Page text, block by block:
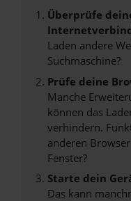
Überprüfe
Laden andere
Suchmaschine?
Prüfe deine
Manche
können das
verhindern.
anderen
Fenster?
Starte dein
Das kann